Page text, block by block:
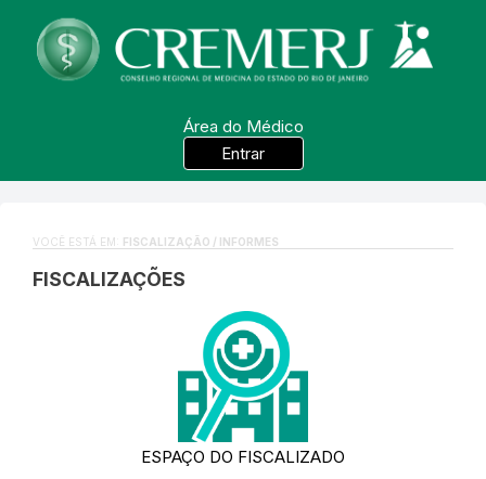
Área do Médico
Entrar
VOCÊ ESTÁ EM: FISCALIZAÇÃO / INFORMES
FISCALIZAÇÕES
ESPAÇO DO FISCALIZADO